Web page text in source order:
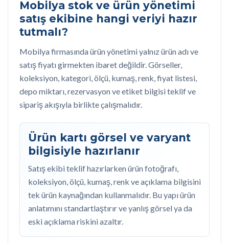
Mobilya stok ve ürün yönetimi
satış ekibine hangi veriyi hazır
tutmalı?
Mobilya firmasında ürün yönetimi yalnız ürün adı ve
satış fiyatı girmekten ibaret değildir. Görseller,
koleksiyon, kategori, ölçü, kumaş, renk, fiyat listesi,
depo miktarı, rezervasyon ve etiket bilgisi teklif ve
sipariş akışıyla birlikte çalışmalıdır.
Ürün kartı görsel ve varyant
bilgisiyle hazırlanır
Satış ekibi teklif hazırlarken ürün fotoğrafı,
koleksiyon, ölçü, kumaş, renk ve açıklama bilgisini
tek ürün kaynağından kullanmalıdır. Bu yapı ürün
anlatımını standartlaştırır ve yanlış görsel ya da
eski açıklama riskini azaltır.